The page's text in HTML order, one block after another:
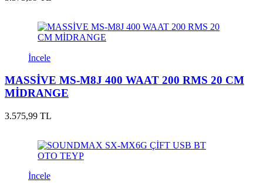
İncele
MASSİVE MS-M8J 400 WAAT 200 RMS 20 CM
MİDRANGE
3.575,99 TL
İncele